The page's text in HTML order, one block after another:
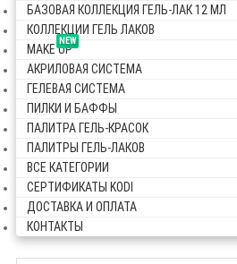
БАЗОВАЯ КОЛЛЕКЦИЯ ГЕЛЬ-ЛАК 12 МЛ
КОЛЛЕКЦИИ ГЕЛЬ ЛАКОВ
NEW
MAKE UP
АКРИЛОВАЯ СИСТЕМА
ГЕЛЕВАЯ СИСТЕМА
ПИЛКИ И БАФФЫ
ПАЛИТРА ГЕЛЬ-КРАСОК
ПАЛИТРЫ ГЕЛЬ-ЛАКОВ
ВСЕ КАТЕГОРИИ
СЕРТИФИКАТЫ KODI
ДОСТАВКА И ОПЛАТА
КОНТАКТЫ